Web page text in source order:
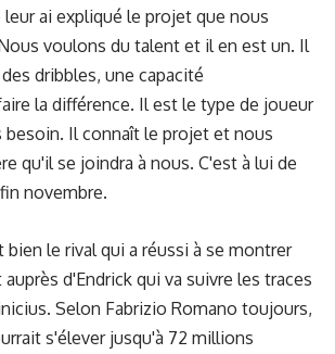
leur ai expliqué le projet que nous
voulons du talent et il en est un. Il
dribbles, une capacité
la différence. Il est le type de joueur
besoin. Il connaît le projet et nous
qu'il se joindra à nous. C'est à lui de
novembre.
bien le rival qui a réussi à se montrer
d'Endrick qui va suivre les traces
Selon Fabrizio Romano toujours,
s'élever jusqu'à 72 millions